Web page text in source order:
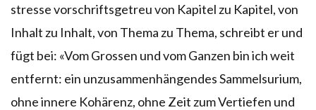
stresse vorschriftsgetreu von Kapitel zu Kapitel, von
Inhalt zu Inhalt, von Thema zu Thema, schreibt er und
fügt bei: «Vom Grossen und vom Ganzen bin ich weit
entfernt: ein unzusammenhängendes Sammelsurium,
ohne innere Kohärenz, ohne Zeit zum Vertiefen und